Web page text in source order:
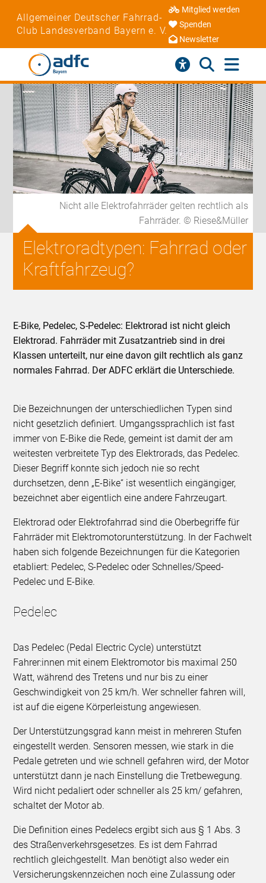
Allgemeiner Deutscher Fahrrad-
Club Landesverband Bayern e. V.
Mitglied werden
Spenden
Newsletter
Nicht alle Elektrofahrräder gelten rechtlich als
Fahrräder. © Riese&Müller
Elektroradtypen: Fahrrad oder
Kraftfahrzeug?
E-Bike, Pedelec, S-Pedelec: Elektrorad ist nicht gleich
Elektrorad. Fahrräder mit Zusatzantrieb sind in drei
Klassen unterteilt, nur eine davon gilt rechtlich als ganz
normales Fahrrad. Der ADFC erklärt die Unterschiede.
Die Bezeichnungen der unterschiedlichen Typen sind
nicht gesetzlich definiert. Umgangssprachlich ist fast
immer von E-Bike die Rede, gemeint ist damit der am
weitesten verbreitete Typ des Elektrorads, das Pedelec.
Dieser Begriff konnte sich jedoch nie so recht
durchsetzen, denn „E-Bike“ ist wesentlich eingängiger,
bezeichnet aber eigentlich eine andere Fahrzeugart.
Elektrorad oder Elektrofahrrad sind die Oberbegriffe für
Fahrräder mit Elektromotorunterstützung. In der Fachwelt
haben sich folgende Bezeichnungen für die Kategorien
etabliert: Pedelec, S-Pedelec oder Schnelles/Speed-
Pedelec und E-Bike.
Pedelec
Das Pedelec (Pedal Electric Cycle) unterstützt
Fahrer:innen mit einem Elektromotor bis maximal 250
Watt, während des Tretens und nur bis zu einer
Geschwindigkeit von 25 km/h. Wer schneller fahren will,
ist auf die eigene Körperleistung angewiesen.
Der Unterstützungsgrad kann meist in mehreren Stufen
eingestellt werden. Sensoren messen, wie stark in die
Pedale getreten und wie schnell gefahren wird, der Motor
unterstützt dann je nach Einstellung die Tretbewegung.
Wird nicht pedaliert oder schneller als 25 km/ gefahren,
schaltet der Motor ab.
Die Definition eines Pedelecs ergibt sich aus § 1 Abs. 3
des Straßenverkehrsgesetzes. Es ist dem Fahrrad
rechtlich gleichgestellt. Man benötigt also weder ein
Versicherungskennzeichen noch eine Zulassung oder